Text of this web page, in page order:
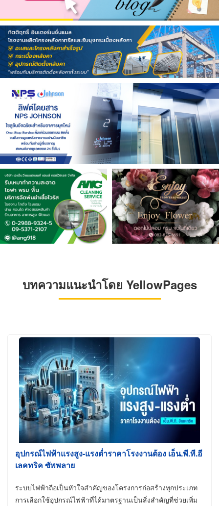
บทความแนะนำโดย YellowPages
อุปกรณ์ไฟฟ้าแรงสูง-แรงต่ำราคาโรงงานต้อง เอ็น.พี.ที.อี
เลคทริค ซัพพลาย
ระบบไฟฟ้าถือเป็นหัวใจสำคัญของโครงการก่อสร้างทุกประเภท
การเลือกใช้อุปกรณ์ไฟฟ้าที่ได้มาตรฐานเป็นสิ่งสำคัญที่ช่วยเพิ่ม